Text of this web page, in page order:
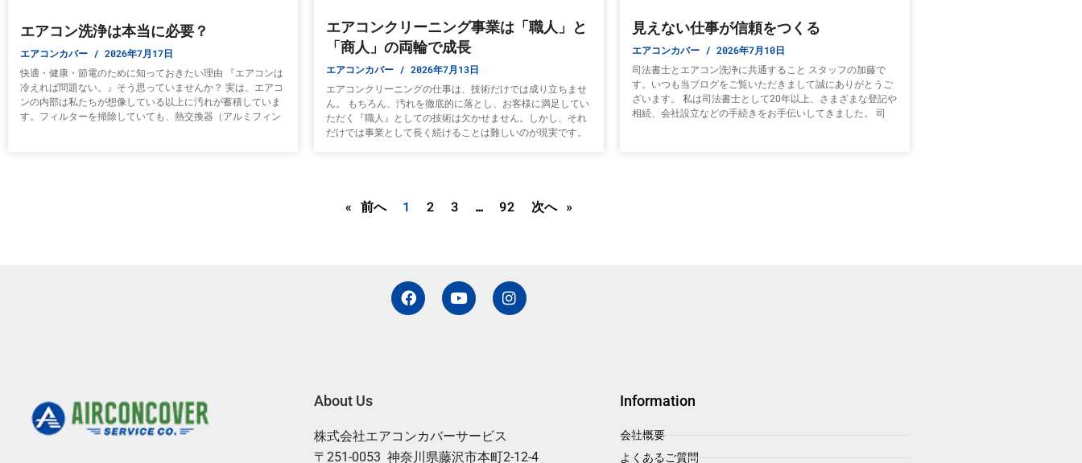
エアコン洗浄は本当に必要？
エアコンカバー 2026年7月17日
快適・健康・節電のために知っておきたい理由 『エアコンは
冷えれば問題ない。』そう思っていませんか？ 実は、エアコ
ンの内部は私たちが想像している以上に汚れが蓄積していま
す。フィルターを掃除していても、熱交換器（アルミフィン
エアコンクリーニング事業は「職人」と
「商人」の両輪で成長
エアコンカバー 2026年7月13日
エアコンクリーニングの仕事は、技術だけでは成り立ちませ
ん。 もちろん、汚れを徹底的に落とし、お客様に満足してい
ただく『職人』としての技術は欠かせません。しかし、それ
だけでは事業として長く続けることは難しいのが現実です。
見えない仕事が信頼をつくる
エアコンカバー 2026年7月10日
司法書士とエアコン洗浄に共通すること スタッフの加藤で
す。いつも当ブログをご覧いただきまして誠にありがとうご
ざいます。 私は司法書士として20年以上、さまざまな登記や
相続、会社設立などの手続きをお手伝いしてきました。 司
« 前へ 1 2 3 … 92 次へ »
F
a
c
Y
o
u
I
n
s
About Us
株式会社エアコンカバーサービス
〒251-0053 神奈川県藤沢市本町2-12-4
Information
会社概要
よくあるご質問